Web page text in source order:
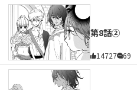
第8話②
14727 69